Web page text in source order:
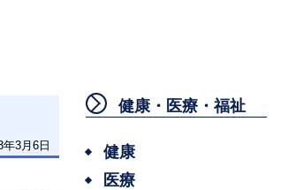
年3月6日
健康・医療・福祉
健康
医療